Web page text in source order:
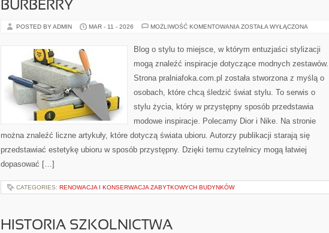
BURBERRY
POSTED BY ADMIN MAR - 11 - 2026 MOŻLIWOŚĆ KOMENTOWANIA BURBERRY
ZOSTAŁA WYŁĄCZONA
Blog o stylu to miejsce, w którym entuzjaści stylizacji
mogą znaleźć inspiracje dotyczące modnych zestawów.
Strona pralniafoka.com.pl została stworzona z myślą o
osobach, które chcą śledzić świat stylu. To serwis o
stylu życia, który w przystępny sposób przedstawia
modowe inspiracje. Polecamy Dior i Nike. Na stronie
można znaleźć liczne artykuły, które dotyczą świata ubioru. Autorzy publikacji starają się
przedstawiać estetykę ubioru w sposób przystępny. Dzięki temu czytelnicy mogą łatwiej
dopasować […]
CATEGORIES: RENOWACJA I KONSERWACJA ZABYTKOWYCH BUDYNKÓW
HISTORIA SZKOLNICTWA